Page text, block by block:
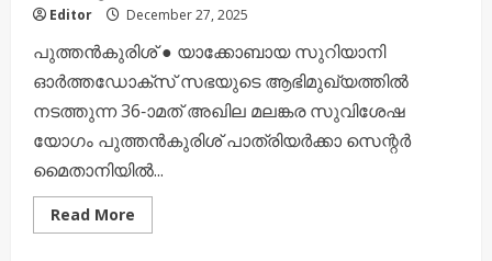
Editor December 27, 2025
പുത്തൻകുരിശ് ● യാക്കോബായ സുറിയാനി
ഓർത്തഡോക്സ് സഭയുടെ ആഭിമുഖ്യത്തിൽ
നടത്തുന്ന 36-ാമത് അഖില മലങ്കര സുവിശേഷ
യോഗം പുത്തൻകുരിശ് പാത്രിയർക്കാ സെന്റർ
മൈതാനിയിൽ...
Read More
more